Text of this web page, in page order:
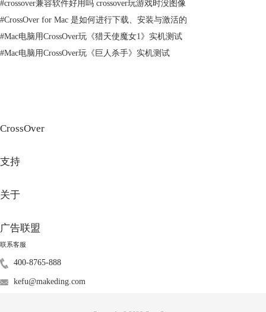
#crossover兼容软件好用吗 crossover玩游戏时没图像
#CrossOver for Mac 是如何进行下载、安装与激活的
#Mac电脑用CrossOver玩《猎天使魔女1》实机测试
#Mac电脑用CrossOver玩《巨人杀手》实机测试
CrossOver
支持
关于
广告联盟
联系客服
400-8765-888
kefu@makeding.com